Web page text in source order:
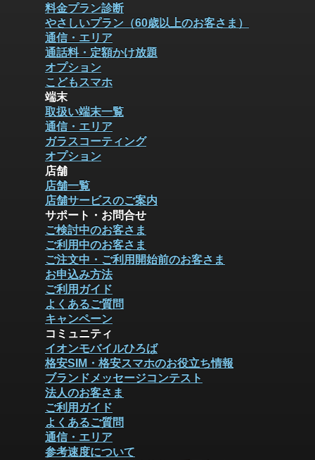
料金プラン診断
やさしいプラン（60歳以上のお客さま）
通信・エリア
通話料・定額かけ放題
オプション
こどもスマホ
端末
取扱い端末一覧
通信・エリア
ガラスコーティング
オプション
店舗
店舗一覧
店舗サービスのご案内
サポート・お問合せ
ご検討中のお客さま
ご利用中のお客さま
ご注文中・ご利用開始前のお客さま
お申込み方法
ご利用ガイド
よくあるご質問
キャンペーン
コミュニティ
イオンモバイルひろば
格安SIM・格安スマホのお役立ち情報
ブランドメッセージコンテスト
法人のお客さま
ご利用ガイド
よくあるご質問
通信・エリア
参考速度について